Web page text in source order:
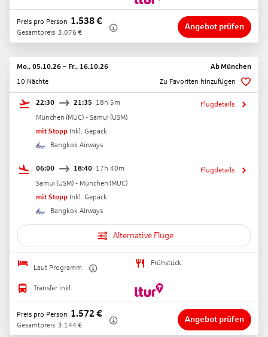
Preis pro Person 1.538€
Gesamtpreis 3.076 €
Angebot prüfen
Mo., 05.10.26 – Fr., 16.10.26 Ab München
10 Nächte
Zu Favoriten hinzufügen
22:30 21:35 18h 5m
München (MUC) - Samui (USM)
mit Stopp Inkl. Gepäck
Bangkok Airways
Flugdetails
06:00 18:40 17h 40m
Samui (USM) - München (MUC)
mit Stopp Inkl. Gepäck
Bangkok Airways
Flugdetails
Alternative Flüge
Laut Programm
Frühstück
Transfer inkl.
Preis pro Person 1.572 €
Gesamtpreis 3.144 €
Angebot prüfen